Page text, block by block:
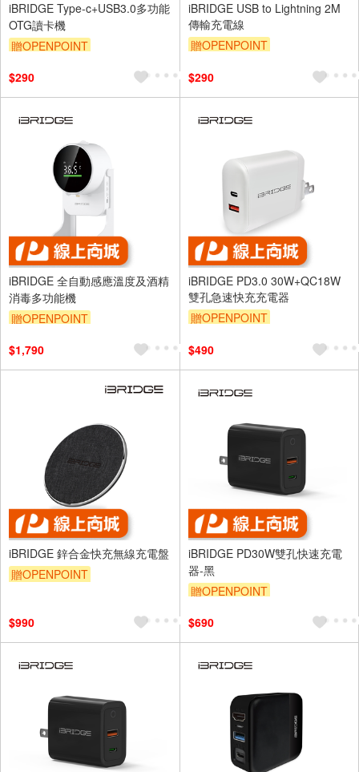
iBRIDGE Type-c+USB3.0多功能
OTG讀卡機
贈OPENPOINT
$290
iBRIDGE USB to Lightning 2M
傳輸充電線
贈OPENPOINT
$290
iBRIDGE 全自動感應溫度及酒精
消毒多功能機
贈OPENPOINT
$1,790
iBRIDGE PD3.0 30W+QC18W
雙孔急速快充充電器
贈OPENPOINT
$490
iBRIDGE 鋅合金快充無線充電盤
贈OPENPOINT
$990
iBRIDGE PD30W雙孔快速充電
器-黑
贈OPENPOINT
$690